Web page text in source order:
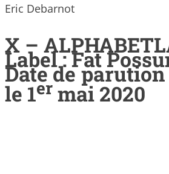
Eric Debarnot
X –
Label : Fat
Date de
le 1er mai 2020